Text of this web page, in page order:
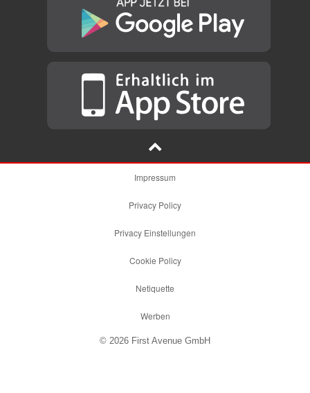
Impressum
Privacy Policy
Privacy Einstellungen
Cookie Policy
Netiquette
Werben
© 2026 First Avenue GmbH